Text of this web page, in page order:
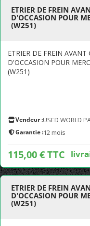
ETRIER DE FREIN
D'OCCASION POUR
(W251)
ETRIER DE FREIN AVANT
D'OCCASION POUR
(W251)
Vendeur :USED WORLD
Garantie :12 mois
115,00 € TTC
ETRIER DE FREIN
D'OCCASION POUR
(W251)